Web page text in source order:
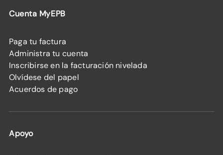
Cuenta MyEPB
Paga tu factura
Administra tu cuenta
Inscribirse en la facturación nivelada
Olvídese del papel
Acuerdos de pago
Apoyo